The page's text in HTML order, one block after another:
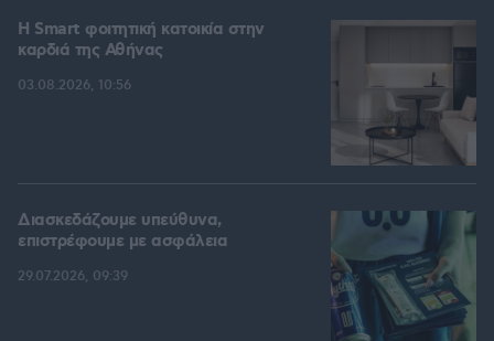
Η Smart φοιτητική κατοικία στην
καρδιά της Αθήνας
03.08.2026, 10:56
Διασκεδάζουμε υπεύθυνα,
επιστρέφουμε με ασφάλεια
29.07.2026, 09:39